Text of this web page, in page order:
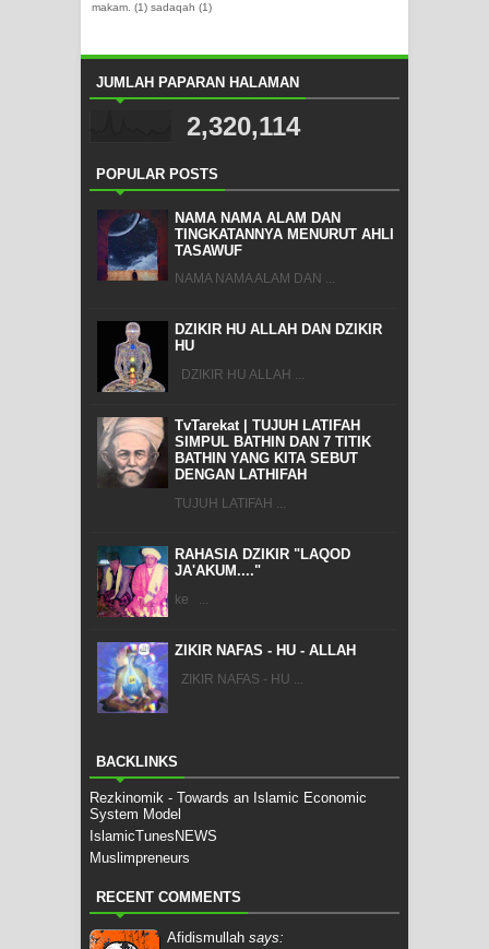
makam. (1) sadaqah (1)
JUMLAH PAPARAN HALAMAN
2,320,114
POPULAR POSTS
NAMA NAMA ALAM DAN
TINGKATANNYA MENURUT AHLI
TASAWUF
NAMA NAMA ALAM DAN ...
DZIKIR HU ALLAH DAN DZIKIR
HU
DZIKIR HU ALLAH ...
TvTarekat | TUJUH LATIFAH
SIMPUL BATHIN DAN 7 TITIK
BATHIN YANG KITA SEBUT
DENGAN LATHIFAH
TUJUH LATIFAH ...
RAHASIA DZIKIR "LAQOD
JA'AKUM...."
ke ...
ZIKIR NAFAS - HU - ALLAH
ZIKIR NAFAS - HU ...
BACKLINKS
Rezkinomik - Towards an Islamic Economic
System Model
IslamicTunesNEWS
Muslimpreneurs
RECENT COMMENTS
Afidismullah says: